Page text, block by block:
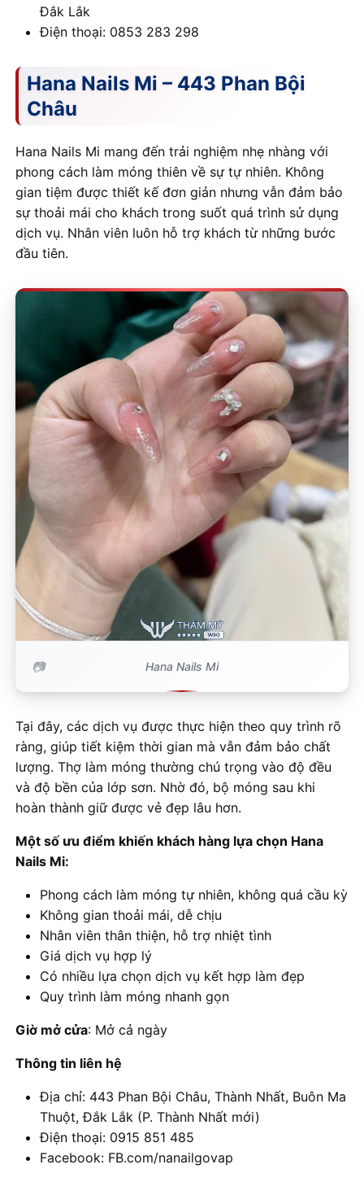
Đắk Lắk
Điện thoại: 0853 283 298
Hana Nails Mi – 443 Phan Bội
Châu
Hana Nails Mi mang đến trải nghiệm nhẹ nhàng với
phong cách làm móng thiên về sự tự nhiên. Không
gian tiệm được thiết kế đơn giản nhưng vẫn đảm bảo
sự thoải mái cho khách trong suốt quá trình sử dụng
dịch vụ. Nhân viên luôn hỗ trợ khách từ những bước
đầu tiên.
Hana Nails Mi
Tại đây, các dịch vụ được thực hiện theo quy trình rõ
ràng, giúp tiết kiệm thời gian mà vẫn đảm bảo chất
lượng. Thợ làm móng thường chú trọng vào độ đều
và độ bền của lớp sơn. Nhờ đó, bộ móng sau khi
hoàn thành giữ được vẻ đẹp lâu hơn.
Một số ưu điểm khiến khách hàng lựa chọn Hana
Nails Mi:
Phong cách làm móng tự nhiên, không quá cầu kỳ
Không gian thoải mái, dễ chịu
Nhân viên thân thiện, hỗ trợ nhiệt tình
Giá dịch vụ hợp lý
Có nhiều lựa chọn dịch vụ kết hợp làm đẹp
Quy trình làm móng nhanh gọn
Giờ mở cửa: Mở cả ngày
Thông tin liên hệ
Địa chỉ: 443 Phan Bội Châu, Thành Nhất, Buôn Ma
Thuột, Đắk Lắk (P. Thành Nhất mới)
Điện thoại: 0915 851 485
Facebook: FB.com/nanailgovap